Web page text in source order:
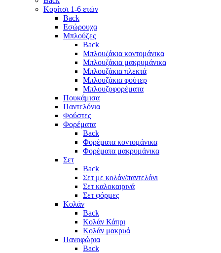
Κορίτσι 1-6 ετών
Back
Εσώρουχα
Μπλούζες
Back
Μπλουζάκια κοντομάνικα
Μπλουζάκια μακρυμάνικα
Μπλουζάκια πλεκτά
Μπλουζάκια φούτερ
Μπλουζοφορέματα
Πουκάμισα
Παντελόνια
Φούστες
Φορέματα
Back
Φορέματα κοντομάνικα
Φορέματα μακρυμάνικα
Σετ
Back
Σετ με κολάν/παντελόνι
Σετ καλοκαιρινά
Σετ φόρμες
Κολάν
Back
Κολάν Κάπρι
Κολάν μακρυά
Πανοφώρια
Back